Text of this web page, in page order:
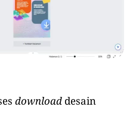
download desain